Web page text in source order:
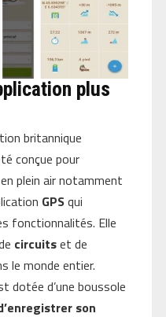
plus
britannique
conçue pour
plein air notamment
GPSqui
fonctionnalités. Elle
circuitset de
le monde entier.
dotée d’une boussole
son